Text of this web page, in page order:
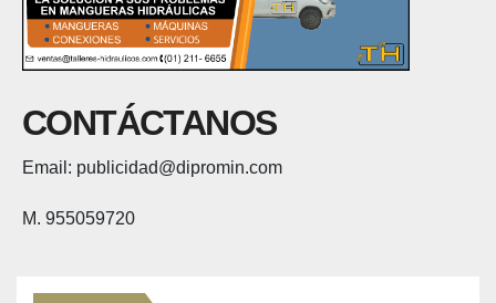
CONTÁCTANOS
Email: publicidad@dipromin.com
M. 955059720